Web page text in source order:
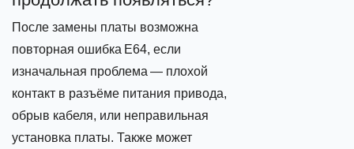
После замены платы возможна
повторная ошибка E64, если
изначальная проблема — плохой
контакт в разъёме питания привода,
обрыв кабеля, или неправильная
установка платы. Также может